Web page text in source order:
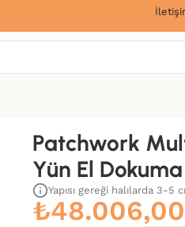
var!
fırsatını yakala.
Patchwork
Yün El
Yapısı gereği halılarda 3-5
₺48.006,00